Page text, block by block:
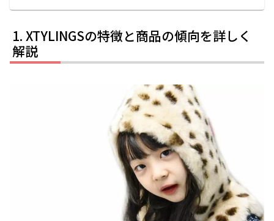
XTYLINGSの特徴と商品の傾向を詳しく
解説